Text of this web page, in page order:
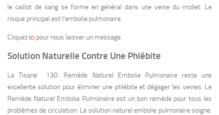
le caillot de sang se forme en général dans une veine du mollet. Le
risque principal est l’embolie pulmonaire
Cliquez ici pour nous laisser un message
Solution Naturelle Contre Une Phlébite
La Tisane 130: Remède Naturel Embolie Pulmonaire reste une
excellente solution pour éliminer une phlébite et dégager les veines. Le
Remède Naturel Embolie Pulmonaire est un bon remède pour tous les
problèmes de circulation. La solution naturel embolie pulmonaire soigne: